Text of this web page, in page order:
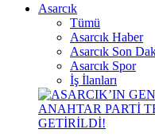
Asarcık
Tümü
Asarcık Haber
Asarcık Son
Asarcık Spor
İş İlanları